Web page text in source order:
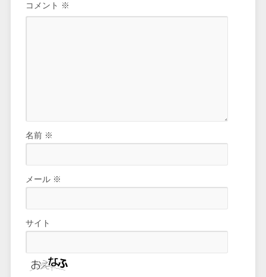
コメント ※
名前 ※
メール ※
サイト